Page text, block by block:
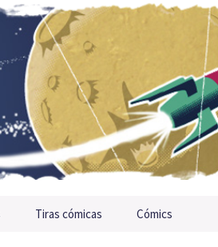
Tiras cómicas Cómics